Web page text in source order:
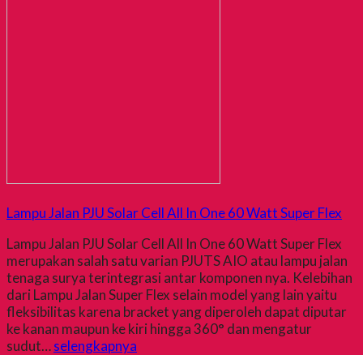
Lampu Jalan PJU Solar Cell All In One 60 Watt Super Flex
Lampu Jalan PJU Solar Cell All In One 60 Watt Super Flex
merupakan salah satu varian PJUTS AIO atau lampu jalan
tenaga surya terintegrasi antar komponen nya. Kelebihan
dari Lampu Jalan Super Flex selain model yang lain yaitu
fleksibilitas karena bracket yang diperoleh dapat diputar
ke kanan maupun ke kiri hingga 360° dan mengatur
sudut…selengkapnya